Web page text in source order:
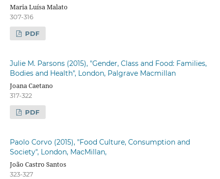
Maria Luísa Malato
307-316
PDF
Julie M. Parsons (2015), "Gender, Class and Food: Families,
Bodies and Health", London, Palgrave Macmillan
Joana Caetano
317-322
PDF
Paolo Corvo (2015), "Food Culture, Consumption and
Society", London, MacMillan,
João Castro Santos
323-327